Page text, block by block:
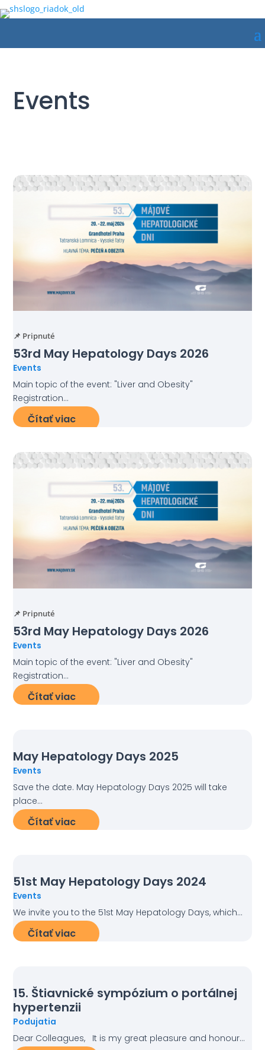
Events
📌 Pripnuté
53rd May Hepatology Days 2026
Events
Main topic of the event: "Liver and Obesity"
Registration...
Čítať viac
📌 Pripnuté
53rd May Hepatology Days 2026
Events
Main topic of the event: "Liver and Obesity"
Registration...
Čítať viac
May Hepatology Days 2025
Events
Save the date. May Hepatology Days 2025 will take
place...
Čítať viac
51st May Hepatology Days 2024
Events
We invite you to the 51st May Hepatology Days, which...
Čítať viac
15. Štiavnické sympózium o portálnej
hypertenzii
Podujatia
Dear Colleagues, It is my great pleasure and honour...